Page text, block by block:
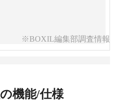
※BOXIL編集部調査情報
の機能/仕様